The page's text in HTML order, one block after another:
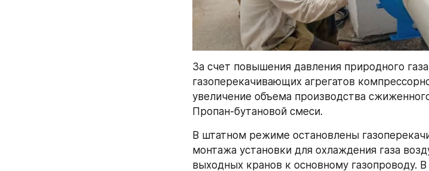
За счет повышения давления природного
газоперекачивающих агрегатов
увеличение объема производства
Пропан-бутановой смеси.
В штатном режиме остановлены
монтажа установки для охлаждения газа
выходных кранов к основному газопроводу.